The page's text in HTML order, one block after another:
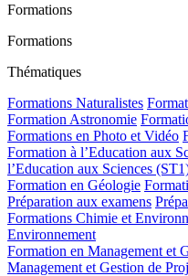
Formations
Formations
Thématiques
Formations Naturalistes
Formation Astronomie
Formations en Photo et Vidéo
Formation à l’Education aux
l’Education aux Sciences
Formation en Géologie
Préparation aux examens
Formations Chimie et
Environnement
Formation en Management et
Management et Gestion de